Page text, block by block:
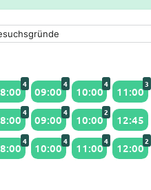
4
09:00
4
10:00
4
11:00
3
4
09:00
4
10:00
2
12:45
4
10:00
4
11:00
4
12:00
2